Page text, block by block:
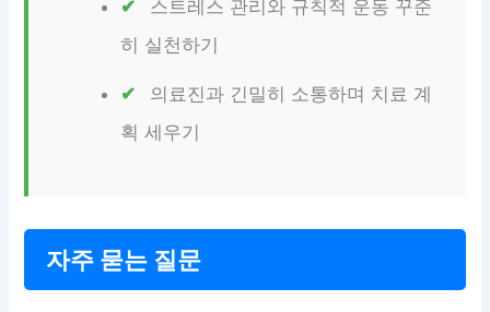
스트레스 관리와 규칙적 운동 꾸준
히 실천하기
의료진과 긴밀히 소통하며 치료 계
획 세우기
자주 묻는 질문